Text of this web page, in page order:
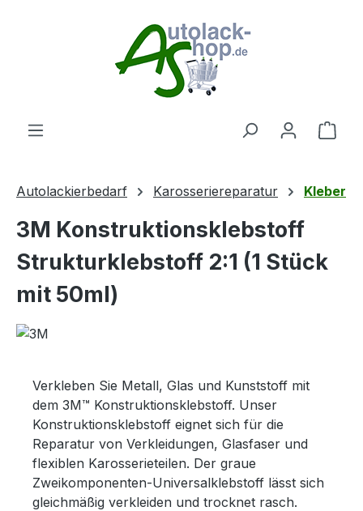
Autolackierbedarf Karosseriereparatur Kleber
3M Konstruktionsklebstoff
Strukturklebstoff 2:1 (1 Stück
mit 50ml)
Verkleben Sie Metall, Glas und Kunststoff mit
dem 3M™ Konstruktionsklebstoff. Unser
Konstruktionsklebstoff eignet sich für die
Reparatur von Verkleidungen, Glasfaser und
flexiblen Karosserieteilen. Der graue
Zweikomponenten-Universalklebstoff lässt sich
gleichmäßig verkleiden und trocknet rasch.